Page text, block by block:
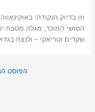
וזו בדיוק הנקודה:
הסושי המוכר, מגלה מטבח
שקדים וטריאקי – ולנצח
הפוסט